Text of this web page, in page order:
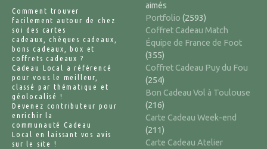
Comment trouver
facilement autour de chez
soi des cartes
cadeaux, chèques cadeaux,
bons cadeaux, box et
coffrets cadeaux ?
Cadeau Local a référencé
pour vous le meilleur,
classé par thématique et
géolocalisé !
Devenez contributeur pour
enrichir la
communauté Cadeau
Local en laissant vos avis
sur le site !
aimés
Portfolio (2593)
Coffret Cadeau Match
Équipe de France de Foot
(355)
Coffret Cadeau Puy du Fou
(254)
Bon Cadeau Vol à Toulouse
(216)
Carte Cadeau Week-end
(211)
Carte Cadeau Atelier